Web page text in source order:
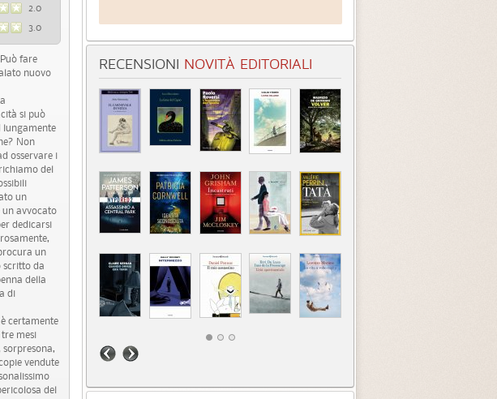
2.0
3.0
fare
nuovo
si può
lungamente
Non
osservare i
del
un
un avvocato
dedicarsi
un
scritto da
della
di
certamente
mesi
vendute
del
RECENSIONI NOVITÀ EDITORIALI